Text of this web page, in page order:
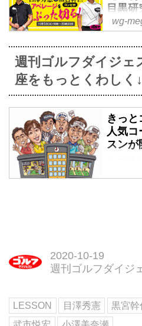
目黒研
ゴル
ビがア
ぶった
河本結
秀憲、
仁。新
２トッ
澤
ップコ
週刊ゴルフダイジェ
座をもっとくわしく↓
きっと
人気コ
スンが
内藤雄
宮幹仁
2020-10-19
週刊ゴルフダイジ
LESSON 目澤秀憲 黒宮幹